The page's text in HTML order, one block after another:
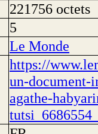
221756 octets
5
Le Monde
https://
un-document-
agathe-